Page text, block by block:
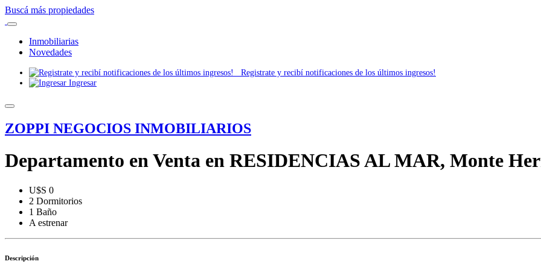
Buscá más propiedades
Inmobiliarias
Novedades
Registrate y recibí notificaciones de los últimos ingresos!
Ingresar
ZOPPI NEGOCIOS INMOBILIARIOS
Departamento en Venta en RESIDENCIAS AL MAR, Monte
U$S 0
2 Dormitorios
1 Baño
A estrenar
Descripción